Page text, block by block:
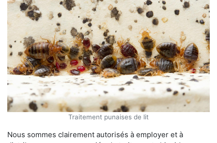
Traitement punaises de lit
Nous sommes clairement autorisés à employer et à